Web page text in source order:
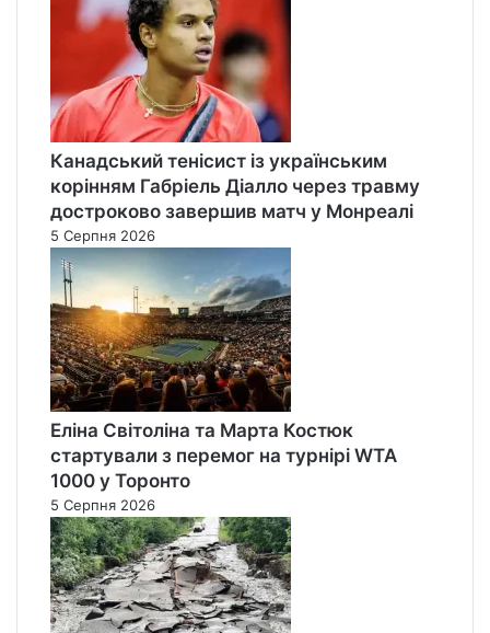
Канадський тенісист із українським
корінням Габріель Діалло через травму
достроково завершив матч у Монреалі
5 Серпня 2026
Еліна Світоліна та Марта Костюк
стартували з перемог на турнірі WTA
1000 у Торонто
5 Серпня 2026